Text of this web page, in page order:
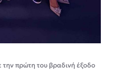
πρώτη του βραδινή έξοδο